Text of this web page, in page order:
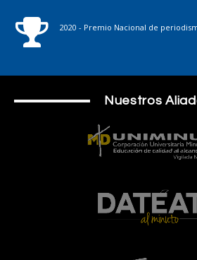
2020 - Premio Nacional de
Nuestros